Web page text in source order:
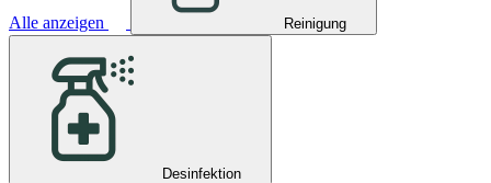
Alle anzeigen Reinigung
Desinfektion